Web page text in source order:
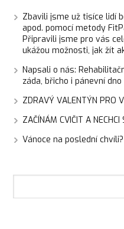
Zbavili jsme už tisíce lidí
apod. pomocí metody
Připravili jsme pro vás
ukážou možnosti, jak žít
Napsali o nás:
záda, břicho i pánevní dno
ZDRAVÝ VALENTÝN PRO
ZAČÍNÁM CVIČIT A NECHCI
Vánoce na poslední chvíli?